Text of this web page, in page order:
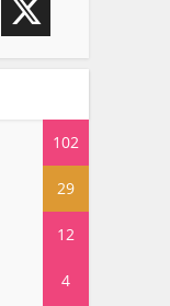
102
29
12
4